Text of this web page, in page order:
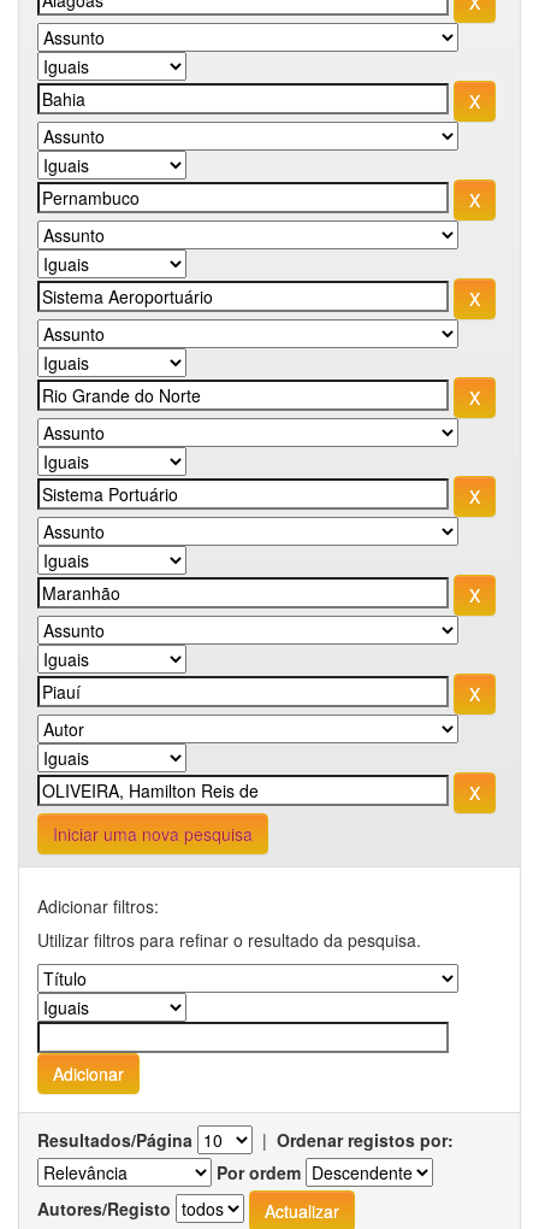
Iniciar uma nova pesquisa
Adicionar filtros:
Utilizar filtros para refinar o resultado da pesquisa.
Resultados/Página | Ordenar registos por:
Por ordem
Autores/Registo